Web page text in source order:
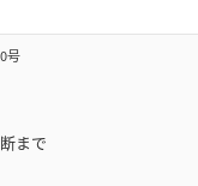
号
まで